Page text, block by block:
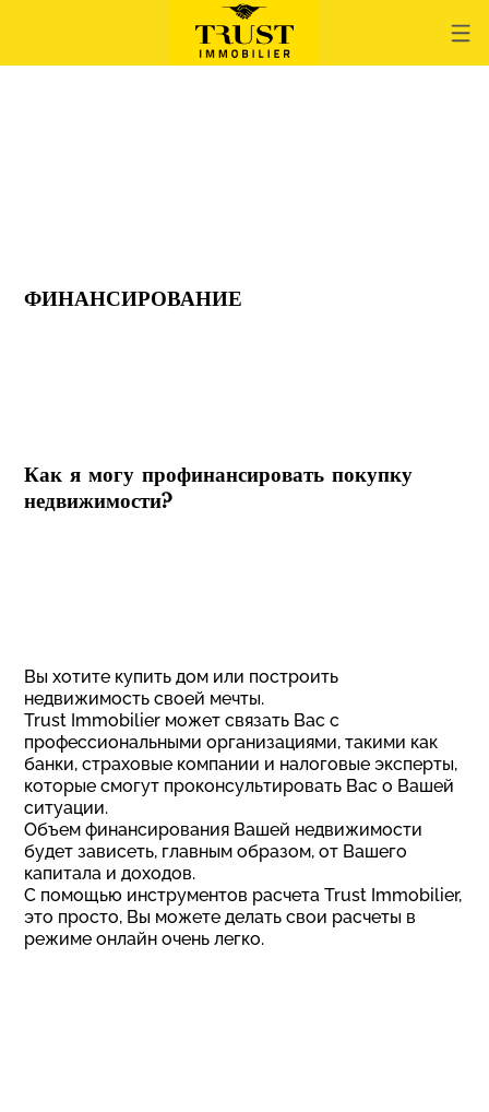
ФИНАНСИРОВАНИЕ
Как я могу профинансировать покупку
недвижимости?
Вы хотите купить дом или построить
недвижимость своей мечты.
Trust Immobilier может связать Вас с
профессиональными организациями, такими как
банки, страховые компании и налоговые эксперты,
которые смогут проконсультировать Вас о Вашей
ситуации.
Объем финансирования Вашей недвижимости
будет зависеть, главным образом, от Вашего
капитала и доходов.
С помощью инструментов расчета Trust Immobilier,
это просто, Вы можете делать свои расчеты в
режиме онлайн очень легко.